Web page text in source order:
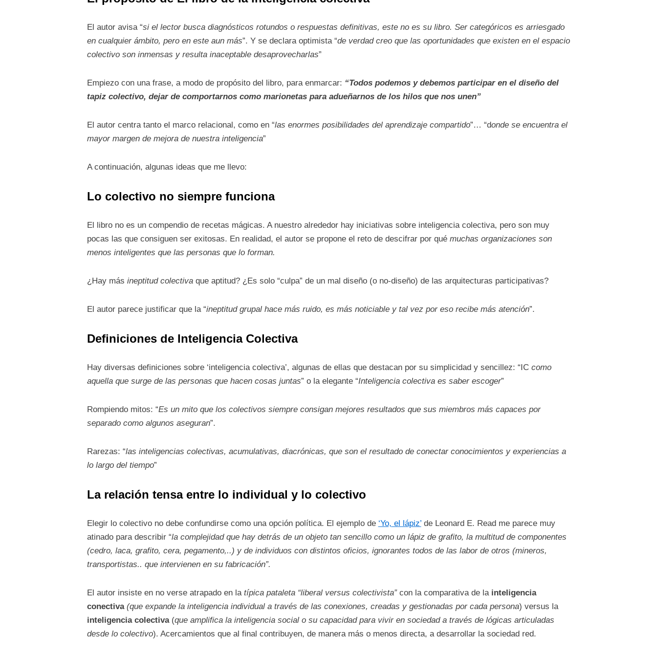
El autor avisa “si el lector busca diagnósticos rotundos o respuestas definitivas, este no es su libro. Ser categóricos es arriesgado
en cualquier ámbito, pero en este aun más”. Y se declara optimista “de verdad creo que las oportunidades que existen en el espacio
colectivo son inmensas y resulta inaceptable desaprovecharlas”
Empiezo con una frase, a modo de propósito del libro, para enmarcar: “Todos podemos y debemos participar en el diseño del
tapiz colectivo, dejar de comportarnos como marionetas para adueñarnos de los hilos que nos unen”
El autor centra tanto el marco relacional, como en “las enormes posibilidades del aprendizaje compartido”… “donde se encuentra el
mayor margen de mejora de nuestra inteligencia”
A continuación, algunas ideas que me llevo:
Lo colectivo no siempre funciona
El libro no es un compendio de recetas mágicas. A nuestro alrededor hay iniciativas sobre inteligencia colectiva, pero son muy
pocas las que consiguen ser exitosas. En realidad, el autor se propone el reto de descifrar por qué muchas organizaciones son
menos inteligentes que las personas que lo forman.
¿Hay más ineptitud colectivaque aptitud? ¿Es solo “culpa” de un mal diseño (o no-diseño) de las arquitecturas participativas?
El autor parece justificar que la “ineptitud grupal hace más ruido, es más noticiable y tal vez por eso recibe más atención”.
Definicionesde Inteligencia Colectiva
Hay diversas definiciones sobre ‘inteligencia colectiva’, algunas de ellas que destacan por su simplicidad y sencillez: “IC como
aquella que surge de las personas que hacen cosas juntas” o la elegante “Inteligencia colectiva es saber escoger”
Rompiendo mitos: “Es un mito que los colectivos siempre consigan mejores resultados que sus miembros más capaces por
separado como algunos aseguran”.
Rarezas: “las inteligencias colectivas, acumulativas, diacrónicas, que son el resultado de conectar conocimientos y experiencias a
lo largo del tiempo”
La relación tensa entre lo individual y lo colectivo
Elegir lo colectivo no debe confundirse como una opción política. El ejemplo de ‘Yo, el lápiz’de Leonard E. Read me parece muy
atinado para describir “la complejidad que hay detrás de un objeto tan sencillo como un lápiz de grafito, la multitud de componentes
(cedro, laca, grafito, cera, pegamento,..) y de individuos con distintos oficios, ignorantes todos de las labor de otros (mineros,
transportistas.. que intervienen en su fabricación”.
El autor insiste en no verse atrapado en la típica pataleta “liberal versus colectivista”con la comparativa de la inteligencia
conectiva (que expande la inteligencia individual a través de las conexiones, creadas y gestionadas por cada persona) versus la
inteligencia colectiva(que amplifica la inteligencia social o su capacidad para vivir en sociedad a través de lógicas articuladas
desde lo colectivo). Acercamientos que al final contribuyen, de manera más o menos directa, a desarrollar la sociedad red.